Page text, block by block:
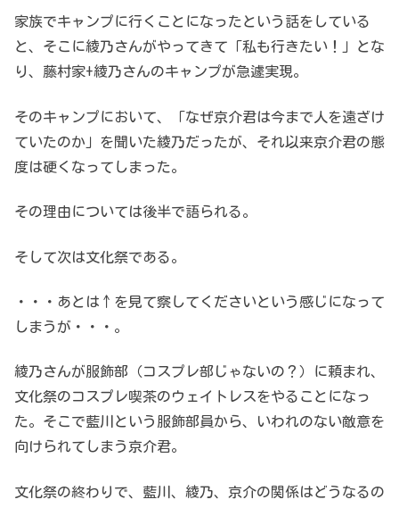
家族でキャンプに行くことになったという話をしている
と、そこに綾乃さんがやってきて「私も行きたい！」とな
り、藤村家+綾乃さんのキャンプが急遽実現。
そのキャンプにおいて、「なぜ京介君は今まで人を遠ざけ
ていたのか」を聞いた綾乃だったが、それ以来京介君の態
度は硬くなってしまった。
その理由については後半で語られる。
そして次は文化祭である。
・・・あとは↑を見て察してくださいという感じになって
しまうが・・・。
綾乃さんが服飾部（コスプレ部じゃないの？）に頼まれ、
文化祭のコスプレ喫茶のウェイトレスをやることになっ
た。そこで藍川という服飾部員から、いわれのない敵意を
向けられてしまう京介君。
文化祭の終わりで、藍川、綾乃、京介の関係はどうなるの